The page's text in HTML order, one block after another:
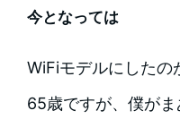
今となっては
WiFiモデルにしたの
65歳ですが、僕が